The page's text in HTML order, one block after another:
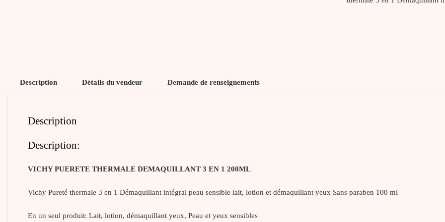
Description Détails du vendeur Demande de renseignements
Description
Description:
VICHY PUERETE THERMALE DEMAQUILLANT 3 EN 1 200ML
Vichy Pureté thermale 3 en 1 Démaquillant intégral peau sensible lait, lotion et démaquillant yeux Sans paraben 100 ml
En un seul produit: Lait, lotion, démaquillant yeux, Peau et yeux sensibles